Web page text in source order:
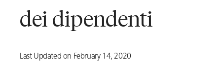
dei dipendenti
Last Updated on February 14, 2020